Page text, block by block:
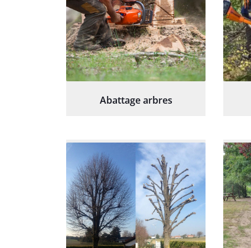
Abattage arbres